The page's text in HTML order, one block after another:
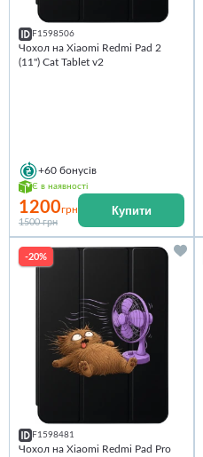
F1598506
Чохол на Xiaomi Redmi Pad 2
(11") Cat Tablet v2
+60 бонусів
Є в наявності
1200грн
1500 грн
Купити
-20%
F1598481
Чохол на Xiaomi Redmi Pad Pro